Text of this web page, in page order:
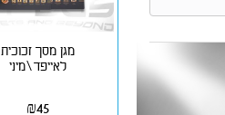
מגן מסך זכוכית
לאייפד\מיני
₪45